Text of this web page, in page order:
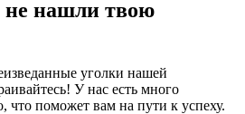
нашли твою
уголки нашей
У нас есть много
что поможет вам на пути к успеху.